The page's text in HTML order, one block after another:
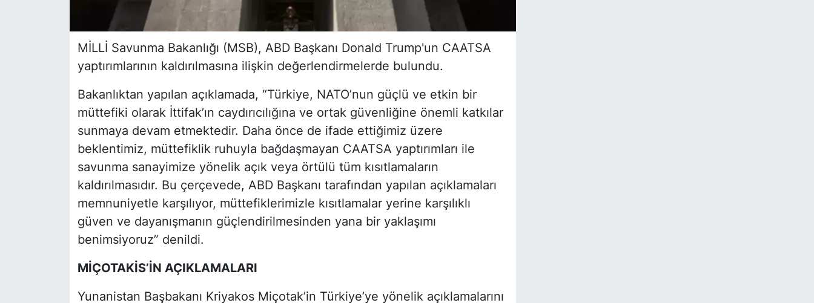
MİLLİ Savunma Bakanlığı (MSB), ABD Başkanı Donald Trump'un CAATSA
yaptırımlarının kaldırılmasına ilişkin değerlendirmelerde bulundu.
Bakanlıktan yapılan açıklamada, “Türkiye, NATO’nun güçlü ve etkin bir
müttefiki olarak İttifak’ın caydırıcılığına ve ortak güvenliğine önemli katkılar
sunmaya devam etmektedir. Daha önce de ifade ettiğimiz üzere
beklentimiz, müttefiklik ruhuyla bağdaşmayan CAATSA yaptırımları ile
savunma sanayimize yönelik açık veya örtülü tüm kısıtlamaların
kaldırılmasıdır. Bu çerçevede, ABD Başkanı tarafından yapılan açıklamaları
memnuniyetle karşılıyor, müttefiklerimizle kısıtlamalar yerine karşılıklı
güven ve dayanışmanın güçlendirilmesinden yana bir yaklaşımı
benimsiyoruz” denildi.
MİÇOTAKİS’İN AÇIKLAMALARI
Yunanistan Başbakanı Kriyakos Miçotak’in Türkiye’ye yönelik açıklamalarını